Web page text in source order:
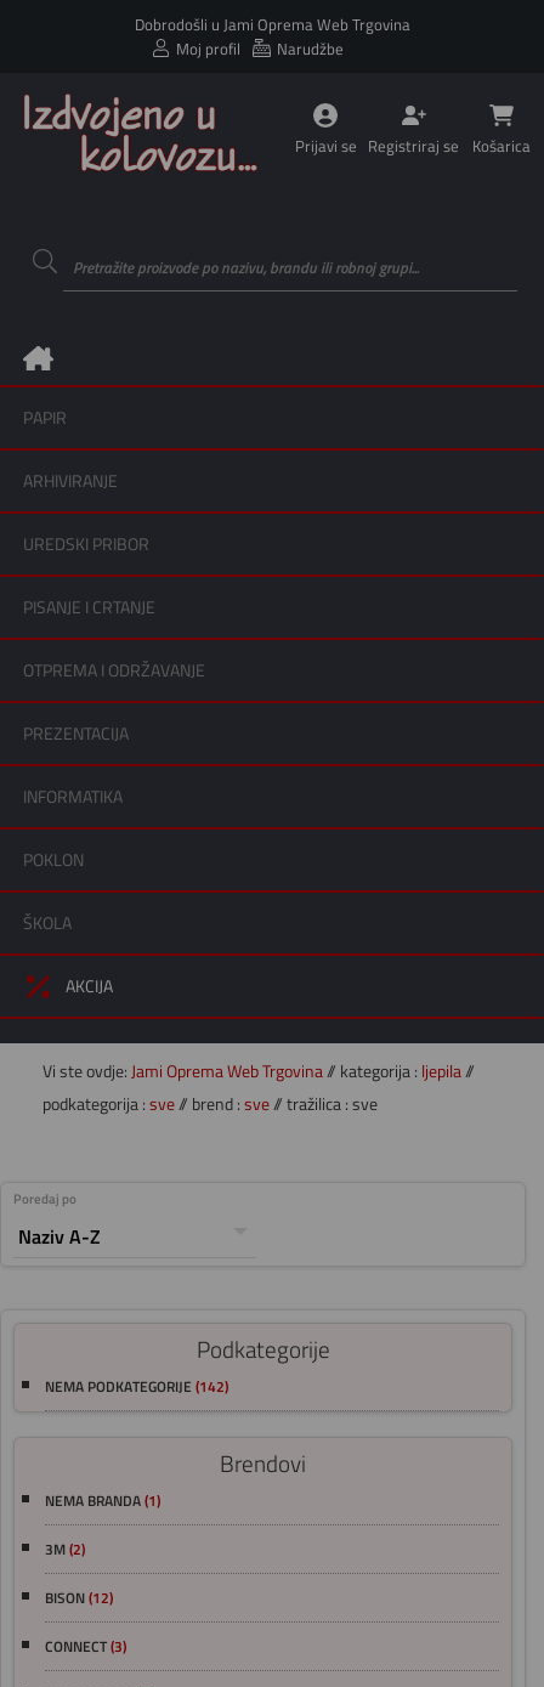
Dobrodošli u Jami Oprema Web Trgovina
Moj profil
Narudžbe
Prijavi se Registriraj se Košarica
PAPIR
ARHIVIRANJE
UREDSKI PRIBOR
PISANJE I CRTANJE
OTPREMA I ODRŽAVANJE
PREZENTACIJA
INFORMATIKA
POKLON
ŠKOLA
AKCIJA
Vi ste ovdje: Jami Oprema Web Trgovina// kategorija : ljepila//
podkategorija : sve// brend : sve// tražilica : sve
Poredaj po
Podkategorije
NEMA PODKATEGORIJE (142)
Brendovi
NEMA BRANDA(1)
3M(2)
BISON(12)
CONNECT(3)